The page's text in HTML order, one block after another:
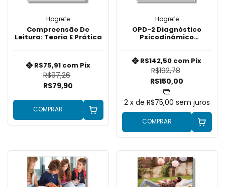
Hogrefe
Compreensão De
Leitura: Teoria E Prática
R$97,26
R$79,90
R$75,91 com Pix
COMPRAR
Hogrefe
OPD-2 Diagnóstico
Psicodinâmico
R$192,78
R$150,00
R$142,50 com Pix
2 x de R$75,00 sem juros
COMPRAR